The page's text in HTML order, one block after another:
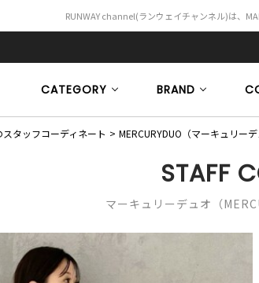
RUNWAY channel(ランウェイチャンネル)は、
CATEGORY BRAND
スタッフコーディネート MERCURYDUO（マーキュリー
STAFF
マーキュリーデュオ（